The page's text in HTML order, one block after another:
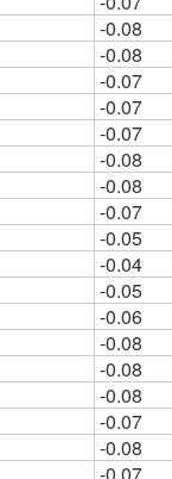
-0.08
-0.08
-0.07
-0.07
-0.07
-0.08
-0.08
-0.07
-0.05
-0.04
-0.05
-0.06
-0.08
-0.08
-0.08
-0.07
-0.08